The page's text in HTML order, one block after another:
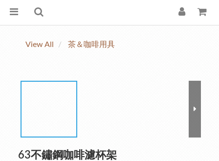
View All 茶＆咖啡用具
63不鏽鋼咖啡濾杯架